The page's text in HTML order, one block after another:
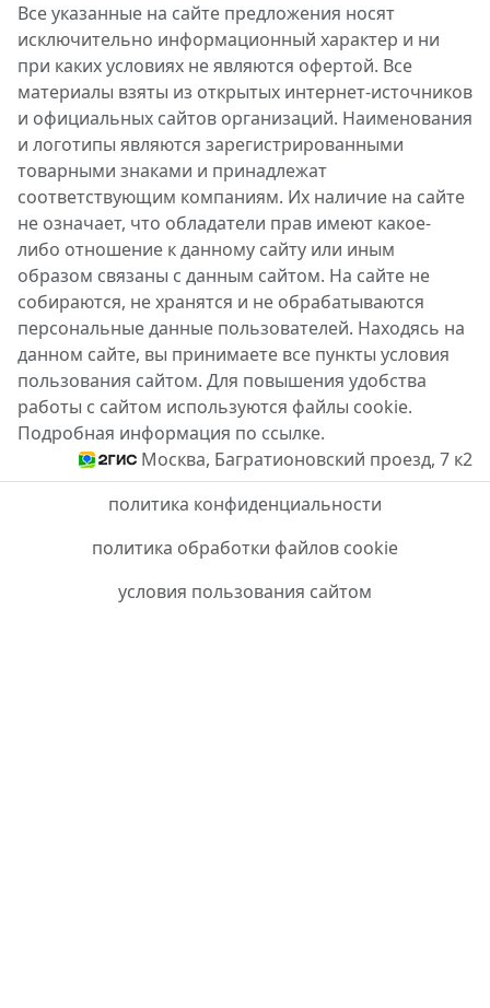
Все указанные на сайте предложения носят
исключительно информационный характер и ни
при каких условиях не являются офертой. Все
материалы взяты из открытых интернет-источников
и официальных сайтов организаций. Наименования
и логотипы являются зарегистрированными
товарными знаками и принадлежат
соответствующим компаниям. Их наличие на сайте
не означает, что обладатели прав имеют какое-
либо отношение к данному сайту или иным
образом связаны с данным сайтом. На сайте не
собираются, не хранятся и не обрабатываются
персональные данные пользователей. Находясь на
данном сайте, вы принимаете все пункты условия
пользования сайтом. Для повышения удобства
работы с сайтом используются файлы cookie.
Подробная информация по ссылке.
Москва, Багратионовский проезд, 7 к2
политика конфиденциальности
политика обработки файлов cookie
условия пользования сайтом